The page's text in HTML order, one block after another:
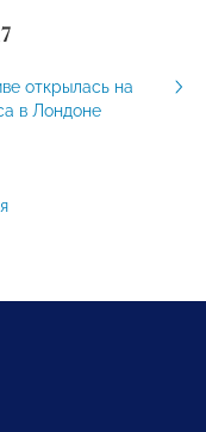
открылась на
в Лондоне